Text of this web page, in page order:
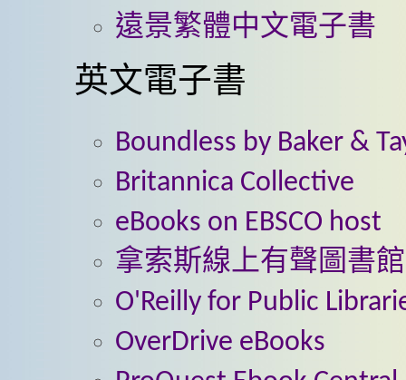
遠景繁體中文電子書
英文電子書
Boundless by Baker &
Britannica Collective
eBooks on EBSCO host
拿索斯線上有聲圖書館
O'Reilly for Public
OverDrive eBooks